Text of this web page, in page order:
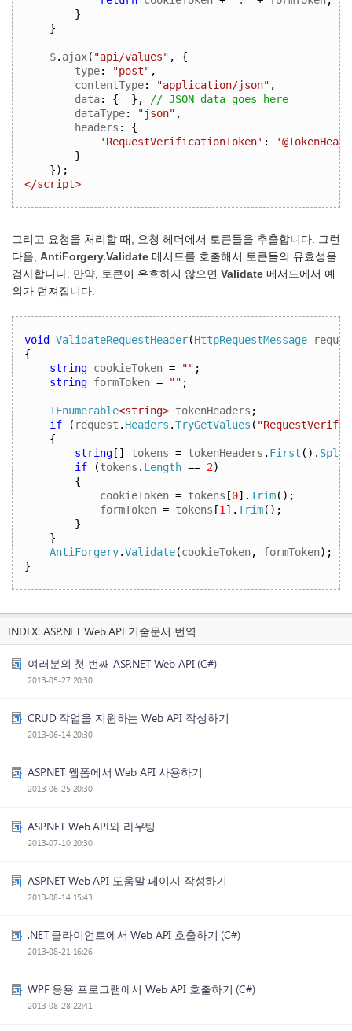
}
}
$. ajax( "api/values" ,
{
type: "post" ,
contentType: "application/json" ,
data: { },
// JSON data goes here
dataType: "json" ,
headers :
{
'RequestVerificationToken' :
}
});
</script>
그리고 요청을 처리할 때, 요청 헤더에서 토큰들을 추출합니다. 그런
다음, AntiForgery.Validate 메서드를 호출해서 토큰들의 유효성을
검사합니다. 만약, 토큰이 유효하지 않으면 Validate 메서드에서 예
외가 던져집니다.
void ValidateRequestHeader(HttpRequestMessage
{
string cookieToken = "" ;
string formToken = "" ;
IEnumerable<string> tokenHeaders ;
if
( request . Headers .TryGetValues (
{
string [] tokens = tokenHeaders . First (). Split
if
(tokens . Length == 2)
{
cookieToken = tokens [0].Trim();
formToken = tokens [1 ].Trim();
}
}
AntiForgery.Validate(cookieToken, formToken);
}
INDEX:ASP.NET Web API 기술문서 번역
여러분의 첫 번째 ASP.NET Web API (C#)
2013-05-27 20:30
CRUD 작업을 지원하는 Web API 작성하기
2013-06-14 20:30
ASP.NET 웹폼에서 Web API 사용하기
2013-06-25 20:30
ASP.NET Web API와 라우팅
2013-07-10 20:30
ASP.NET Web API 도움말 페이지 작성하기
2013-08-14 15:43
.NET 클라이언트에서 Web API 호출하기 (C#)
2013-08-21 16:26
WPF 응용 프로그램에서 Web API 호출하기 (C#)
2013-08-28 22:41